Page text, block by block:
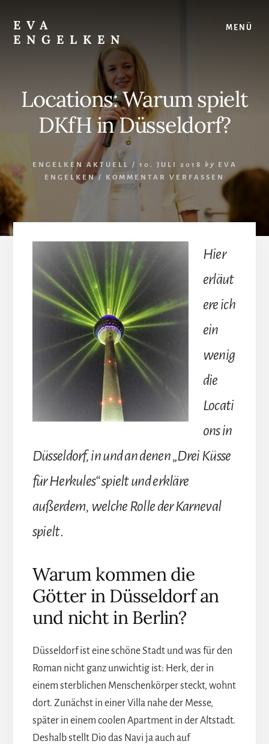
content
footer
EVA
ENGELKEN
MENÜ
Locations: Warum spielt
DKfH in Düsseldorf?
ENGELKEN AKTUELL / 10. JULI 2018 by
EVA
ENGELKEN / KOMMENTAR VERFASSEN
Hier
erläut
ere ich
ein
wenig
die
Locati
ons in
Düsseldorf, in und an denen „Drei Küsse
für Herkules“ spielt und erkläre
außerdem, welche Rolle der Karneval
spielt.
Warum kommen die
Götter in Düsseldorf an
und nicht in Berlin?
Düsseldorf ist eine schöne Stadt und was für den
Roman nicht ganz unwichtig ist: Herk, der in
einem sterblichen Menschenkörper steckt, wohnt
dort. Zunächst in einer Villa nahe der Messe,
später in einem coolen Apartment in der Altstadt.
Deshalb stellt Dio das Navi ja auch auf